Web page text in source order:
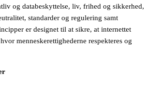
og databeskyttelse, liv, frihed og sikkerhed,
standarder og regulering samt
er designet til at sikre, at internettet
menneskerettighederne respekteres og